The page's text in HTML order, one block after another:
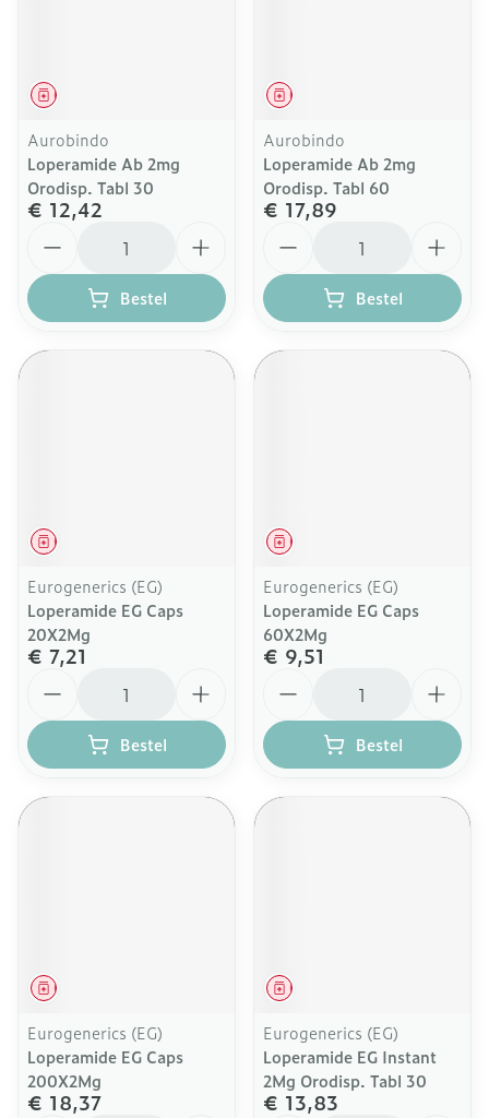
Geneesmiddel
Aurobindo
Loperamide Ab 2mg
Orodisp. Tabl 30
€ 12,42
Bestel
Geneesmiddel
Aurobindo
Loperamide Ab 2mg
Orodisp. Tabl 60
€ 17,89
Bestel
Geneesmiddel
Eurogenerics (EG)
Loperamide EG Caps
20X2Mg
€ 7,21
Bestel
Geneesmiddel
Eurogenerics (EG)
Loperamide EG Caps
60X2Mg
€ 9,51
Bestel
Geneesmiddel
Eurogenerics (EG)
Loperamide EG Caps
200X2Mg
€ 18,37
Geneesmiddel
Eurogenerics (EG)
Loperamide EG Instant
2Mg Orodisp. Tabl 30
€ 13,83